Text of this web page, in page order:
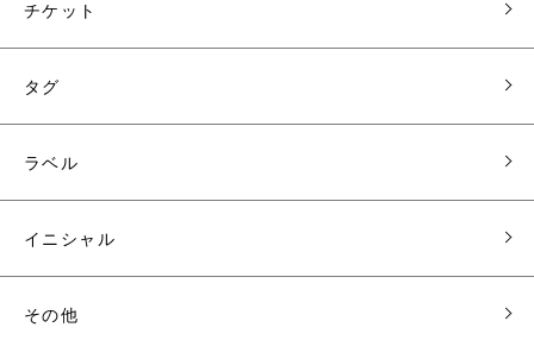
チケット
タグ
ラベル
イニシャル
その他